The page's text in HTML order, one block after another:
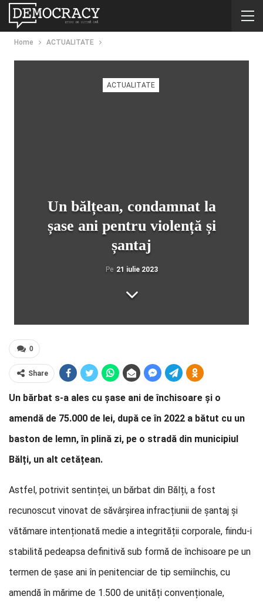
Home ACTUALITATE
ACTUALITATE
Un bălțean, condamnat la
șase ani pentru violență și
șantaj
Pe 21 iulie 2023
0
Share
Un bărbat s-a ales cu șase ani de închisoare și o
amendă de 75.000 de lei, după ce în 2022 a bătut cu un
baston de lemn, în plină zi, pe o stradă din municipiul
Bălți, un alt cetățean.
Astfel, potrivit sentinței, un bărbat din Bălți, a fost
recunoscut vinovat de săvârșirea infracțiunii de șantaj și
vătămare intenționată medie a integrității corporale, fiindu-i
stabilită pedeapsa definitivă sub formă de închisoare pe un
termen de șase ani în penitenciar de tip semiînchis, cu
amendă în mărime de 1.500 de unități convenționale,